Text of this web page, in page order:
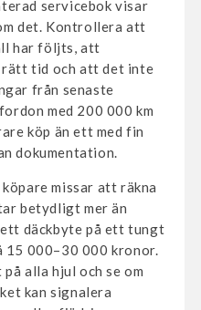
servicebok visar
det. Kontrollera att
har följts, att
rätt tid och att det inte
från senaste
med 200 000 km
köp än ett med fin
dokumentation.
missar att räkna
betydligt mer än
däckbyte på ett tungt
15 000–30 000 kronor.
alla hjul och se om
kan signalera